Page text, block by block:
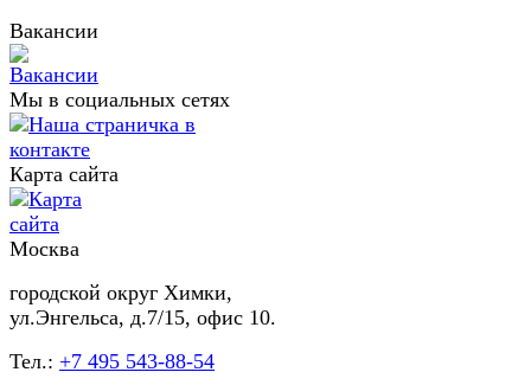
Вакансии
Мы в социальных сетях
Карта сайта
Москва
городской округ Химки,
ул.Энгельса, д.7/15, офис 10.
Тел.: +7 495 543-88-54